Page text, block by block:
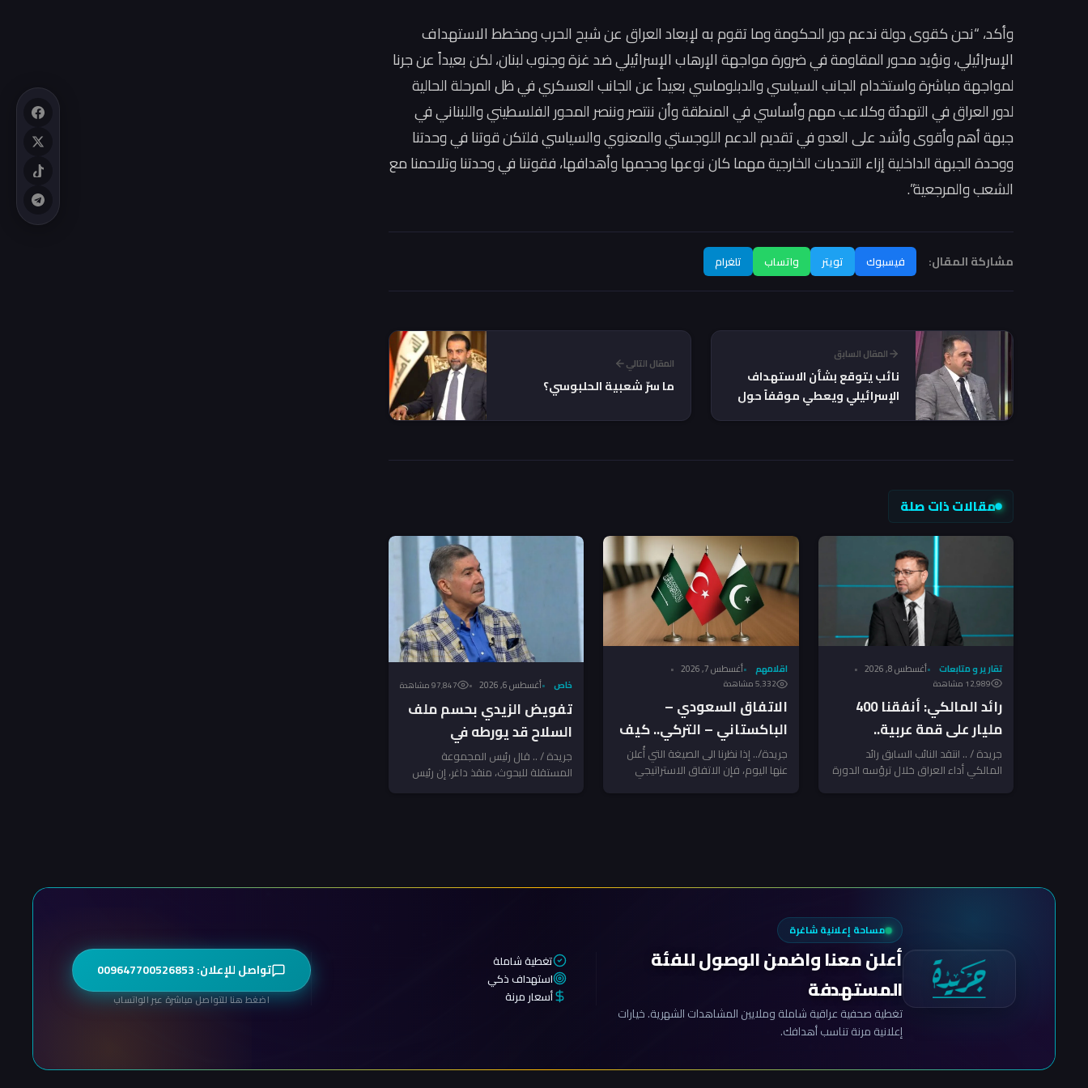
وأكد، “نحن كقوى دولة ندعم دور الحكومة وما تقوم به لإبعاد العراق عن شبح الحرب ومخطط الاستهداف
الإسرائيلي، ونؤيد محور المقاومة في ضرورة مواجهة الإرهاب الإسرائيلي ضد غزة وجنوب لبنان، لكن بعيداً عن جرنا
لمواجهة مباشرة واستخدام الجانب السياسي والدبلوماسي بعيداً عن الجانب العسكري في ظل المرحلة الحالية
لدور العراق في التهدئة وكلاعب مهم وأساسي في المنطقة وأن ننتصر وننصر المحور الفلسطيني واللبناني في
جبهة أهم وأقوى وأشد على العدو في تقديم الدعم اللوجستي والمعنوي والسياسي فلتكن قوتنا في وحدتنا
ووحدة الجبهة الداخلية إزاء التحديات الخارجية مهما كان نوعها وحجمها وأهدافها، فقوتنا في وحدتنا وتلاحمنا مع
الشعب والمرجعية”.
مشاركة المقال: فيسبوك تويتر واتساب تلغرام
المقال السابق
نائب يتوقع بشأن الاستهداف
الإسرائيلي ويعطي موقفاً حول
المقال التالي
ما سرّ شعبية الحلبوسي؟
مقالات ذات صلة
تقارير و متابعات أغسطس 8, 2026
12٬989 مشاهدة
رائد المالكي: أنفقنا 400
مليار على قمة عربية..
وانتهينا ببيانات ضد العراق!
جريدة / .. انتقد النائب السابق رائد
المالكي أداء العراق خلال ترؤسه الدورة
اقلامهم أغسطس 7, 2026
5٬332 مشاهدة
الاتفاق السعودي –
الباكستاني – التركي.. كيف
نقرأه؟
جريدة/.. إذا نظرنا الى الصيغة التي أُعلن
عنها اليوم، فإن الاتفاق الاستراتيجي
خاص أغسطس 6, 2026 97٬847 مشاهدة
تفويض الزيدي بحسم ملف
السلاح قد يورطه في
مواجهة مع الفصائل
المرتبطة بإيران ـ منقذ داغر
جريدة / .. قال رئيس المجموعة
المستقلة للبحوث، منقذ داغر، إن رئيس
مساحة إعلانية شاغرة
أعلن معنا واضمن الوصول للفئة
المستهدفة
تغطية صحفية عراقية شاملة وملايين المشاهدات الشهرية. خيارات
إعلانية مرنة تناسب أهدافك.
تغطية شاملة
استهداف ذكي
أسعار مرنة
تواصل للإعلان: 009647700526853
اضغط هنا للتواصل مباشرة عبر الواتساب